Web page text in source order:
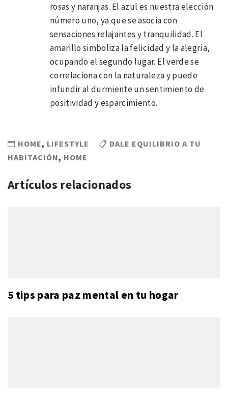
rosas y naranjas. El azul es nuestra elección
número uno, ya que se asocia con
sensaciones relajantes y tranquilidad. El
amarillo simboliza la felicidad y la alegría,
ocupando el segundo lugar. El verde se
correlaciona con la naturaleza y puede
infundir al durmiente un sentimiento de
positividad y esparcimiento.
HOME, LIFESTYLE
DALE EQUILIBRIO A TU
HABITACIÓN, HOME
Artículos relacionados
5 tips para paz mental en tu hogar